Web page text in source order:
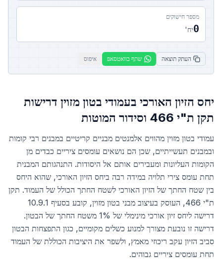
מספר חישוקים
0יח'
העתק תוצאה שתף בוואטסאפ איפוס
יחס הזיון האורכי בעמודי בטון מזוין דרישות
תקן ת"י 466 וסידור המוטות
עמודי בטון מזוין מהווים אלמנטים מבניים קריטיים במבנים רבי קומות
ובמבנים תעשייתיים, שכן הם נושאים עומסים ציריים כבדים מן
הקומות העליונות ומעבירים אותם אל היסודות. התנהגותם המבנית
תחת עומס צירי תלויה במידה רבה ביחס הזיון האורכי, שהוא היחס
בין שטח החתך של הזיון האורכי לשטח החתך הכולל של העמוד. תקן
ת"י 466, העוסק בעיצוב מבני בטון מזוין, קובע בסעיף 10.9.1
דרישה ליחס זיון אורכי מינימלי של 1% משטח החתך של הבטון.
דרישה זו נובעת מצורך למנוע כשלים מקומיים, כגון התפצחות הבטון
סביב הזיון עקב ריכוזי מאמץ, ולשפר את היציבות הכוללת של העמוד
תחת עומסים ציריים גבוהים.